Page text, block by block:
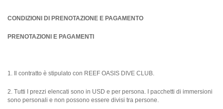
CONDIZIONI DI PRENOTAZIONE E PAGAMENTO
PRENOTAZIONI E PAGAMENTI
1. Il contratto è stipulato con REEF OASIS DIVE CLUB.
2. Tutti I prezzi elencati sono in USD e per persona. I pacchetti di immersioni
sono personali e non possono essere divisi tra persone.